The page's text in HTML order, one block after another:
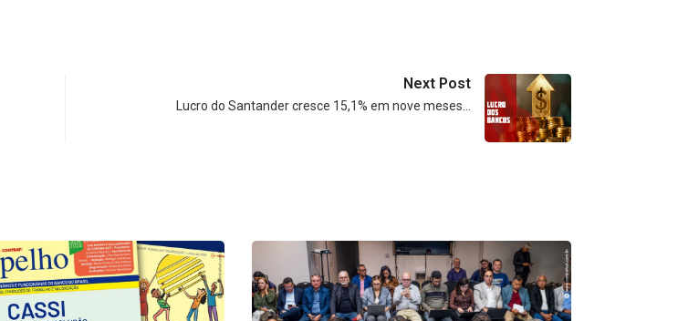
Next Post
Lucro do Santander cresce 15,1% em nove meses…